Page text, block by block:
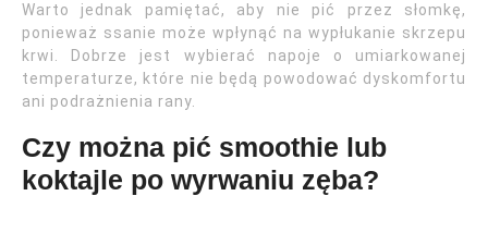
Warto jednak pamiętać, aby nie pić przez słomkę,
ponieważ ssanie może wpłynąć na wypłukanie skrzepu
krwi. Dobrze jest wybierać napoje o umiarkowanej
temperaturze, które nie będą powodować dyskomfortu
ani podrażnienia rany.
Czy można pić smoothie lub
koktajle po wyrwaniu zęba?